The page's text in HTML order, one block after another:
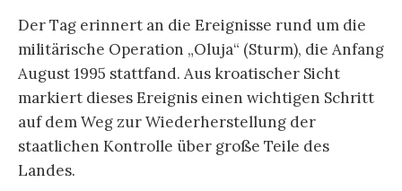
Der Tag erinnert an die Ereignisse rund um die
militärische Operation „Oluja“ (Sturm), die Anfang
August 1995 stattfand. Aus kroatischer Sicht
markiert dieses Ereignis einen wichtigen Schritt
auf dem Weg zur Wiederherstellung der
staatlichen Kontrolle über große Teile des
Landes.